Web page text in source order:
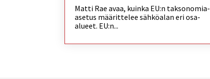
Matti Rae avaa, kuinka EU:n taksonomia-
asetus määrittelee sähköalan eri osa-
alueet. EU:n...